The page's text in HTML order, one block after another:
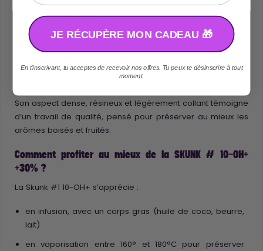
Cultivée en Europe
Infusée de 10-OH+
Analyse laboratoire & conformité légale
Son aspect dense, résineux et légèrement collant témoigne
d’un travail de qualité, pensé pour préserver au mieux les
arômes boisés et fruités.
Comment profiter au mieux de la SKUNK # 10-OH+
+30% ?
La Skunk #1 10-OH+ s’apprécie :
en infusion, avec un corps gras (huile de coco, beurre,
lait)
en vaporisation entre 160° et 180°C pour préserver
JE RÉCUPÈRE MON CADEAU 🎁
En t'inscrivant, tu acceptes de recevoir nos offres. Tu peux te désinscrire à tout
moment.